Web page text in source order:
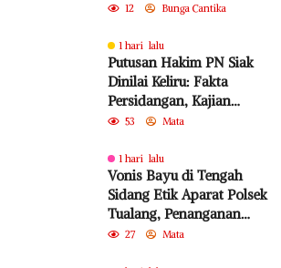
Perkara Bayu
12 Bunga Cantika
1 hari lalu
Putusan Hakim PN Siak
Dinilai Keliru: Fakta
Persidangan, Kajian
Akademik, dan SEMA No. 4
53 Mata
1 hari lalu
Vonis Bayu di Tengah
Sidang Etik Aparat Polsek
Tualang, Penanganan
Perkara Kembali Jadi
27 Mata